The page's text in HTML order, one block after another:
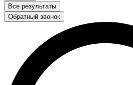
Все результаты
Обратный звонок